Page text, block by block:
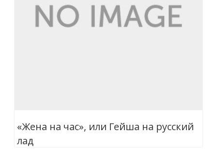
«Жена на час», или Гейша на русский
лад